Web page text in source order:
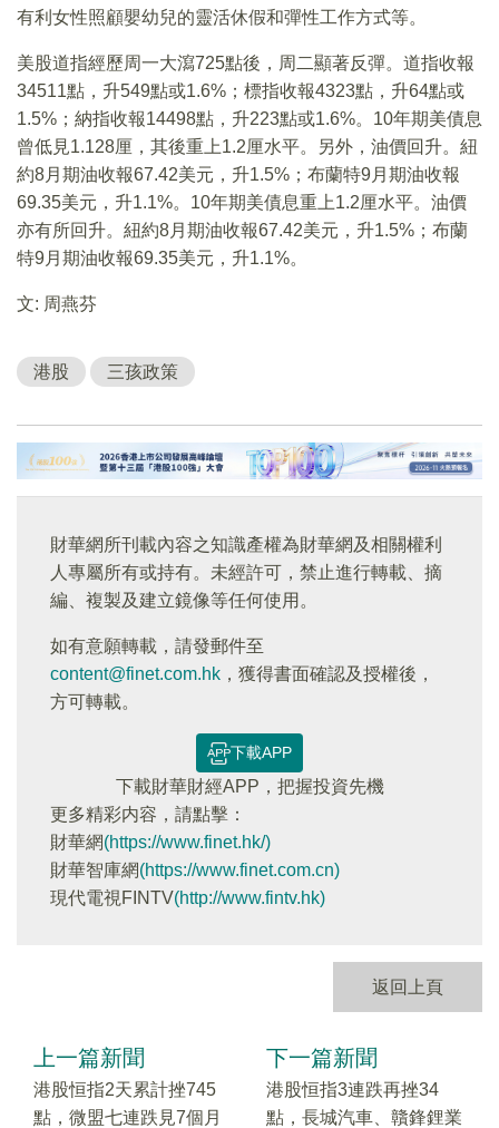
有利女性照顧嬰幼兒的靈活休假和彈性工作方式等。
美股道指經歷周一大瀉725點後，周二顯著反彈。道指收報
34511點，升549點或1.6%；標指收報4323點，升64點或
1.5%；納指收報14498點，升223點或1.6%。10年期美債息
曾低見1.128厘，其後重上1.2厘水平。另外，油價回升。紐
約8月期油收報67.42美元，升1.5%；布蘭特9月期油收報
69.35美元，升1.1%。10年期美債息重上1.2厘水平。油價
亦有所回升。紐約8月期油收報67.42美元，升1.5%；布蘭
特9月期油收報69.35美元，升1.1%。
文: 周燕芬
港股 三孩政策
財華網所刊載內容之知識產權為財華網及相關權利
人專屬所有或持有。未經許可，禁止進行轉載、摘
編、複製及建立鏡像等任何使用。
如有意願轉載，請發郵件至
content@finet.com.hk ，獲得書面確認及授權後，
方可轉載。
下載APP
下載財華財經APP，把握投資先機
更多精彩内容，請點擊：
財華網(https://www.finet.hk/)
財華智庫網(https://www.finet.com.cn)
現代電視FINTV(http://www.fintv.hk)
返回上頁
上一篇新聞
港股恒指2天累計挫745
點，微盟七連跌見7個月
下一篇新聞
港股恒指3連跌再挫34
點，長城汽車、贛鋒鋰業